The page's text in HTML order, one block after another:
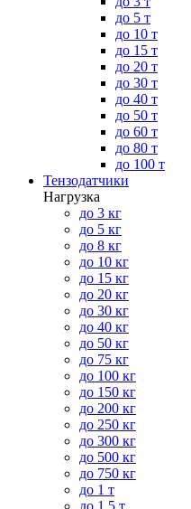
до 5 т
до 10 т
до 15 т
до 20 т
до 30 т
до 40 т
до 50 т
до 60 т
до 80 т
до 100 т
Тензодатчики
Нагрузка
до 3 кг
до 5 кг
до 8 кг
до 10 кг
до 15 кг
до 20 кг
до 30 кг
до 40 кг
до 50 кг
до 75 кг
до 100 кг
до 150 кг
до 200 кг
до 250 кг
до 300 кг
до 500 кг
до 750 кг
до 1 т
до 1.5 т